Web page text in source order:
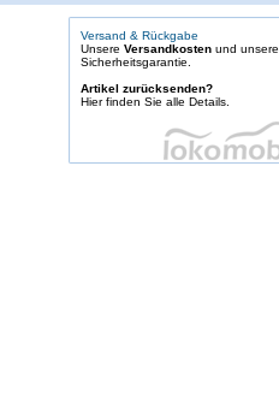
Versand & Rückgabe
Unsere Versandkosten und unsere
Sicherheitsgarantie.
Artikel zurücksenden?
Hier finden Sie alle Details.